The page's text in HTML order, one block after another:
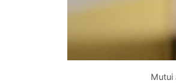
Mutui